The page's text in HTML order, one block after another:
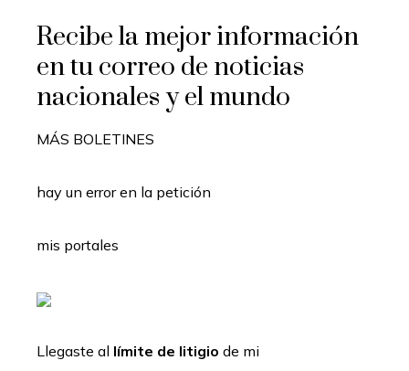
Recibe la mejor información
en tu correo de noticias
nacionales y el mundo
MÁS BOLETINES
hay un error en la petición
mis portales
Llegaste al límite de litigio de mi